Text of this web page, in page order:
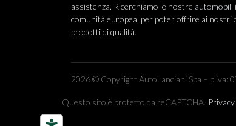
assistenza. Ricerchiamo le nostre automobili
comunità europea, per poter offrire ai nostri
prodotti di qualità.
2026 © Copyright AutoLanciani Spa – p.iva:
Questo sito è protetto da reCAPTCHA.